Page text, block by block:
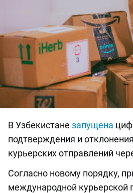
В Узбекистане запущена
подтверждения и
курьерских отправлений
Согласно новому порядку,
международной курьерской